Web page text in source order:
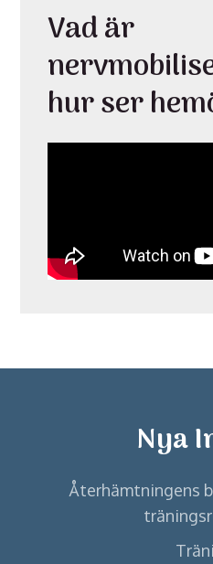
Vad är
hur ser
Nya
Återhämtningens